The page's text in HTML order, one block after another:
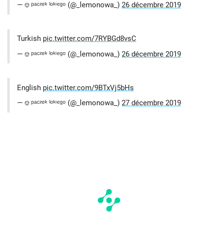
— ⎊ ᵖᵃᶜᶻᵉᵏ ˡᵒᵏⁱᵉᵍᵒ (@_lemonowa_) 26 décembre 2019
Turkish pic.twitter.com/7RYBGd8vsC
— ⎊ ᵖᵃᶜᶻᵉᵏ ˡᵒᵏⁱᵉᵍᵒ (@_lemonowa_) 26 décembre 2019
English pic.twitter.com/9BTxVj5bHs
— ⎊ ᵖᵃᶜᶻᵉᵏ ˡᵒᵏⁱᵉᵍᵒ (@_lemonowa_) 27 décembre 2019